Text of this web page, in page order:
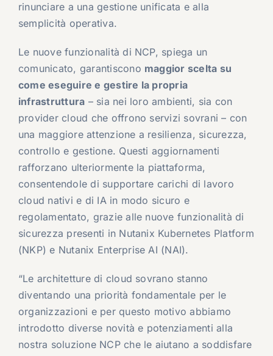
rinunciare a una gestione unificata e alla
semplicità operativa.
Le nuove funzionalità di NCP, spiega un
comunicato, garantiscono maggior scelta su
come eseguire e gestire la propria
infrastruttura – sia nei loro ambienti, sia con
provider cloud che offrono servizi sovrani – con
una maggiore attenzione a resilienza, sicurezza,
controllo e gestione. Questi aggiornamenti
rafforzano ulteriormente la piattaforma,
consentendole di supportare carichi di lavoro
cloud nativi e di IA in modo sicuro e
regolamentato, grazie alle nuove funzionalità di
sicurezza presenti in Nutanix Kubernetes Platform
(NKP) e Nutanix Enterprise AI (NAI).
“Le architetture di cloud sovrano stanno
diventando una priorità fondamentale per le
organizzazioni e per questo motivo abbiamo
introdotto diverse novità e potenziamenti alla
nostra soluzione NCP che le aiutano a soddisfare